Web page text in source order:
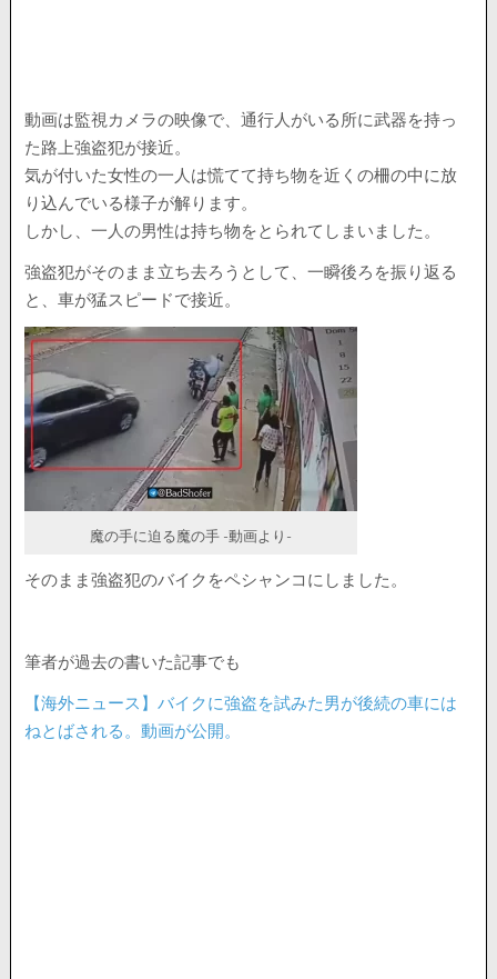
動画は監視カメラの映像で、通行人がいる所に武器を持っ
た路上強盗犯が接近。
気が付いた女性の一人は慌てて持ち物を近くの柵の中に放
り込んでいる様子が解ります。
しかし、一人の男性は持ち物をとられてしまいました。
強盗犯がそのまま立ち去ろうとして、一瞬後ろを振り返る
と、車が猛スピードで接近。
魔の手に迫る魔の手 -動画より-
そのまま強盗犯のバイクをペシャンコにしました。
筆者が過去の書いた記事でも
【海外ニュース】バイクに強盗を試みた男が後続の車には
ねとばされる。動画が公開。